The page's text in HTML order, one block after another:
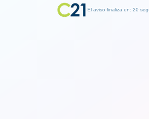
El aviso finaliza en: 19